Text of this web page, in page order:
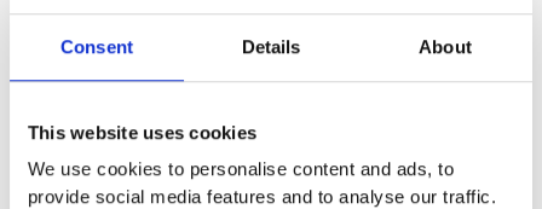
Consent Details About
This website uses cookies
We use cookies to personalise content and ads, to
provide social media features and to analyse our traffic.
Artikelnr:N3215
Specifikationer